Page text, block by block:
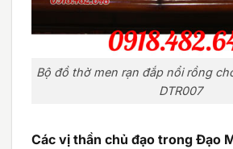
Bộ đồ thờ men rạn đắp nổi rồng
DTR007
Các vị thần chủ đạo trong Đạo